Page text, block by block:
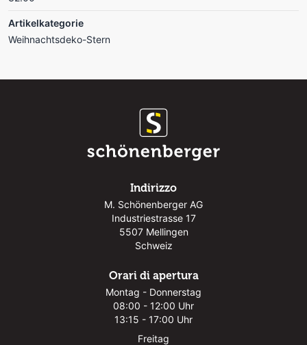
Artikelkategorie
Weihnachtsdeko-Stern
Indirizzo
M. Schönenberger AG
Industriestrasse 17
5507 Mellingen
Schweiz
Orari di apertura
Montag - Donnerstag
08:00 - 12:00 Uhr
13:15 - 17:00 Uhr
Freitag